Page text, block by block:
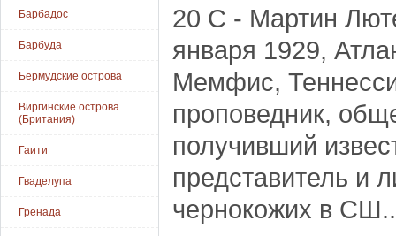
Барбадос
Барбуда
Бермудские острова
Виргинские острова
(Британия)
Гаити
Гваделупа
Гренада
20 C - Мартин
января 1929,
Мемфис,
проповедник,
получивший
представитель и
чернокожих в СШ..